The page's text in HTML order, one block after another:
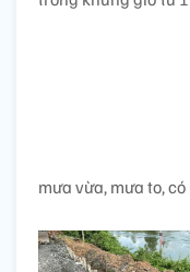
mưa vừa, mưa to,